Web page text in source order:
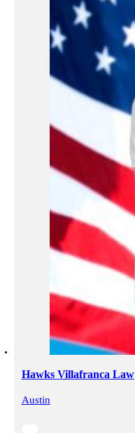
Hawks Villafranca Law
Austin